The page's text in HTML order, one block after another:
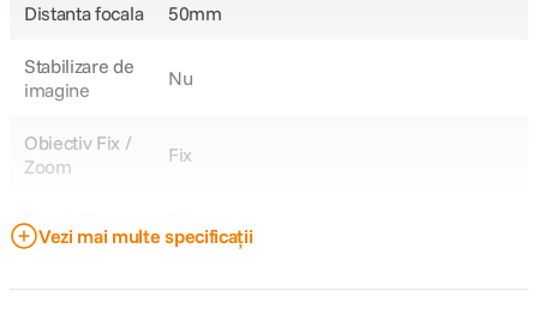
Distanta focala 50mm
Stabilizare de
imagine
Nu
Obiectiv Fix /
Zoom
Fix
Focala Fixa
Maxima
f/11
Vezi mai multe specificații